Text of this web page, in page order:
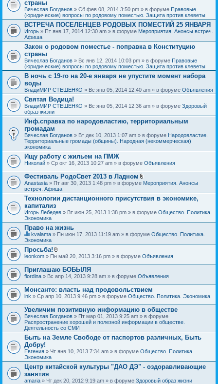
страны
Вячеслав Богданов » Сб фев 08, 2014 3:50 pm » в форуме Правовые
(юридические) вопросы по родовому поместью. Защита против клеветы
ВСТРЕЧА ПОСЕЛЕНЦЕВ РОДОВЫХ ПОМЕСТИЙ 25 ЯНВАРЯ
Игорь » Пт янв 17, 2014 12:30 am » в форуме Мероприятия. Анонсы встреч.
Афиша
Закон о родовом поместье - поправка в Конституцию
страны
Вячеслав Богданов » Вс янв 12, 2014 10:03 pm » в форуме Правовые
(юридические) вопросы по родовому поместью. Защита против клеветы
В ночь с 19-го на 20-е января не упустите момент набора
воды
ВладиМИР СТЕШЕНКО » Вс янв 05, 2014 12:40 am » в форуме Объявления
Святая Водица!
ВладиМИР СТЕШЕНКО » Вс янв 05, 2014 12:36 am » в форуме Здоровый
образ жизни
Инф.справка по народовластию, территориальным
громадам
Вячеслав Богданов » Вт дек 10, 2013 1:07 am » в форуме Народовластие.
Территориальные громады (общины). Народная (некоммерческая)
экономика
Ищу работу с жильем на ПМЖ
Николай » Ср окт 16, 2013 10:27 am » в форуме Объявления
Фестиваль РодоСвет 2013 в Ладном
В
о
ж
н
и
я
Anastasia » Пт авг 30, 2013 1:48 pm » в форуме Мероприятия. Анонсы
встреч. Афиша
Технологии дистанционного присутствия в экономике,
капитализ
Игорь Лебедев » Вт июн 25, 2013 1:38 pm » в форуме Общество. Политика.
Экономика
Право на жизнь
Д
а
н
н
я
т
е
м
а
с
о
д
е
р
ж
и
т
о
п
р
о
с
.
kvalama » Пн июн 17, 2013 11:19 am » в форуме Общество. Политика.
Экономика
Просьба!
В
о
ж
е
н
и
я
leonkom » Пн май 20, 2013 3:16 pm » в форуме Объявления
Приглашаю БОБЫЛЯ
fiordina » Вс апр 14, 2013 9:28 am » в форуме Объявления
Монсанто: власть над продовольствием
ink » Ср апр 10, 2013 9:46 pm » в форуме Общество. Политика. Экономика
Увеличим позитивную информацию в обществе
Вячеслав Богданов » Пт мар 01, 2013 9:25 am » в форуме
Распространение хорошей и полезной информации в обществе.
Деятельность со СМИ
Быть на Земле Свободе от паспортов различных, Быть
Добру!
Евгения » Чт янв 10, 2013 7:34 am » в форуме Общество. Политика.
Экономика
Центр китайской культуры "ДАО ДЭ" - оздоравливающие
занятия
amaria » Чт дек 20, 2012 9:19 am » в форуме Здоровый образ жизни